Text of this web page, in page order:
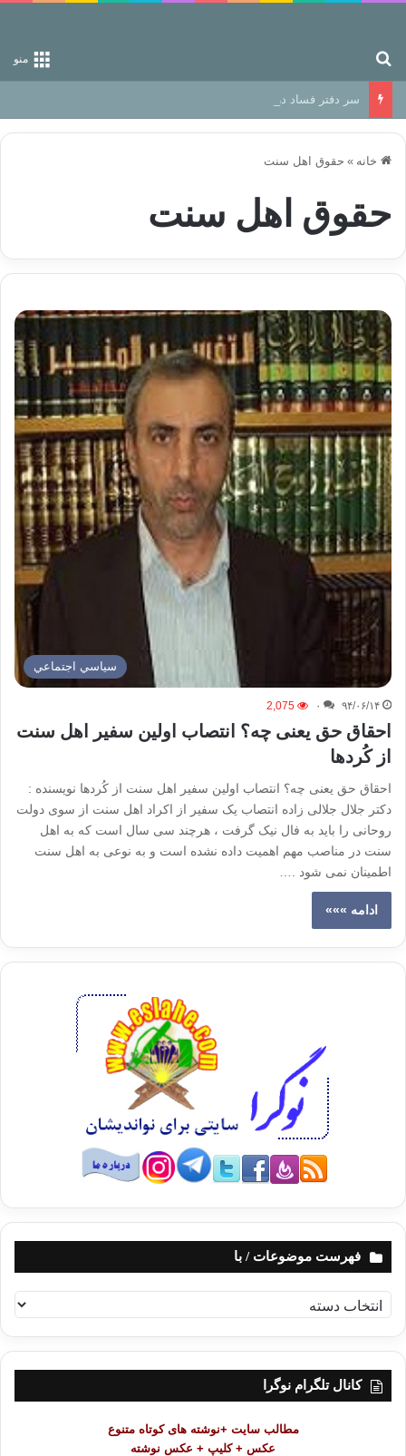
منو
سر دفتر فساد در زمین‌، دوری وکناره‌گیری از راه خداست‌!
خانه » حقوق اهل سنت
حقوق اهل سنت
سياسي اجتماعي
۹۴/۰۶/۱۴ ۰ 2,075
احقاق حق یعنی چه؟ انتصاب اولین سفیر اهل سنت
از کُردها
احقاق حق یعنی چه؟ انتصاب اولین سفیر اهل سنت از کُردها نویسنده :
دکتر جلال جلالی زاده انتصاب یک سفیر از اکراد اهل سنت از سوی دولت
روحانی را باید به فال نیک گرفت ، هرچند سی سال است که به اهل
سنت در مناصب مهم اهمیت داده نشده است و به نوعی به اهل سنت
اطمینان نمی شود .…
ادامه »»»
فهرست موضوعات / با
ه
ر
کانال تلگرام نوگرا
مطالب سایت +نوشته های کوتاه متنوع
عکس + کلیپ + عکس نوشته